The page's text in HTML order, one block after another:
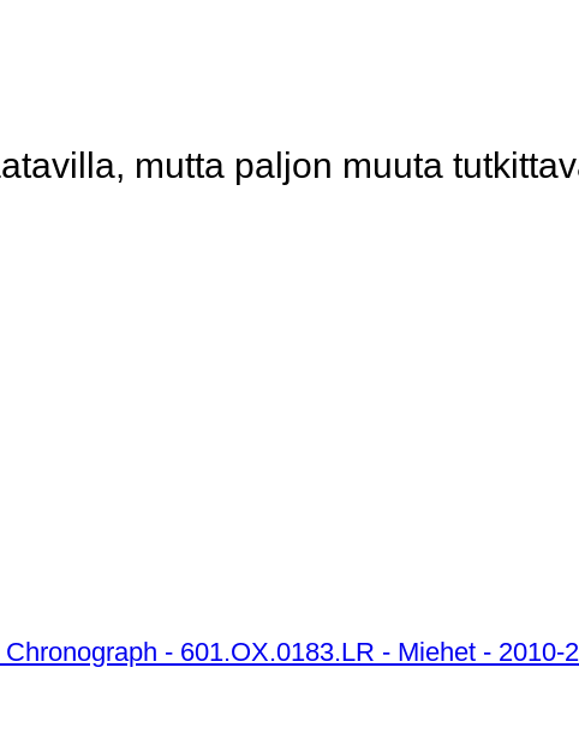
mutta paljon muuta
- 601.OX.0183.LR - Miehet - 2010-